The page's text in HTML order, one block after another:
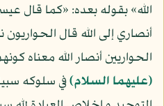
الله» بقوله بعده: «كما قال
أنصاري إلى الله قال
الحواريين أنصار الله معناه
(عليهما السلام)في سلوكه